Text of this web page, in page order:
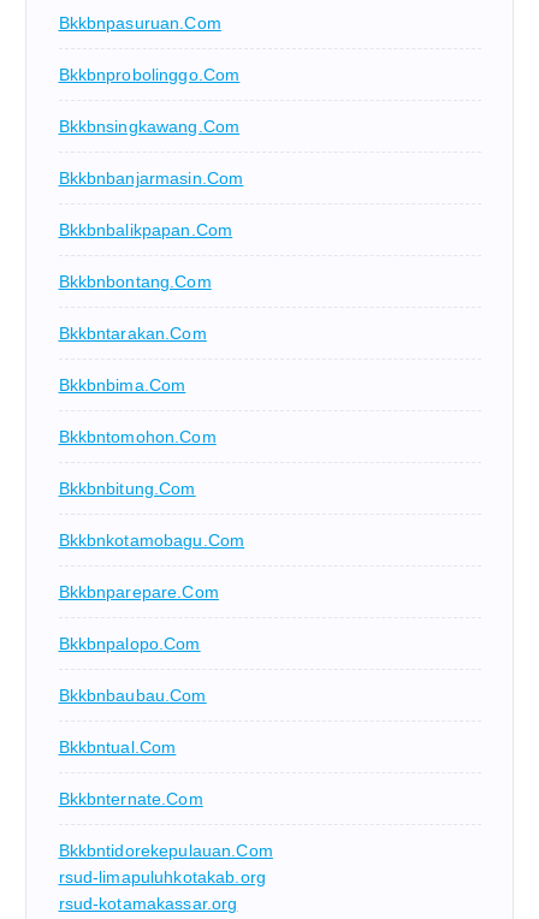
Bkkbnpasuruan.com
Bkkbnprobolinggo.com
Bkkbnsingkawang.com
Bkkbnbanjarmasin.com
Bkkbnbalikpapan.com
Bkkbnbontang.com
Bkkbntarakan.com
Bkkbnbima.com
Bkkbntomohon.com
Bkkbnbitung.com
Bkkbnkotamobagu.com
Bkkbnparepare.com
Bkkbnpalopo.com
Bkkbnbaubau.com
Bkkbntual.com
Bkkbnternate.com
Bkkbntidorekepulauan.com
rsud-limapuluhkotakab.org
rsud-kotamakassar.org